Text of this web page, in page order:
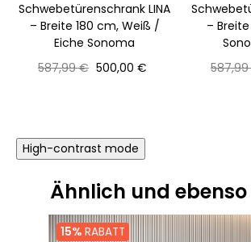
Schwebetürenschrank LINA
– Breite 180 cm, Weiß /
Eiche Sonoma
Normaler
587,99 € Preis
500,00 €
–
High-contrast mode
Ähnlich und
15% RABATT